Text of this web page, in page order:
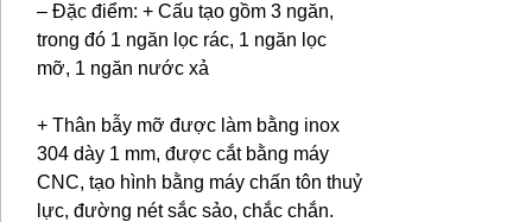
– Đặc điểm: + Cấu tạo gồm 3 ngăn,
trong đó 1 ngăn lọc rác, 1 ngăn lọc
mỡ, 1 ngăn nước xả
+ Thân bẫy mỡ được làm bằng inox
304 dày 1 mm, được cắt bằng máy
CNC, tạo hình bằng máy chấn tôn thuỷ
lực, đường nét sắc sảo, chắc chắn.